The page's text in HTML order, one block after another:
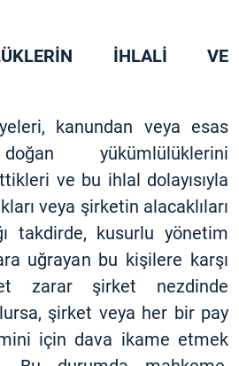
İHLALİ VE
kanundan veya esas
yükümlülüklerini
ve bu ihlal dolayısıyla
veya şirketin alacaklıları
takdirde, kusurlu yönetim
uğrayan bu kişilere karşı
zarar şirket nezdinde
şirket veya her bir pay
için dava ikame etmek